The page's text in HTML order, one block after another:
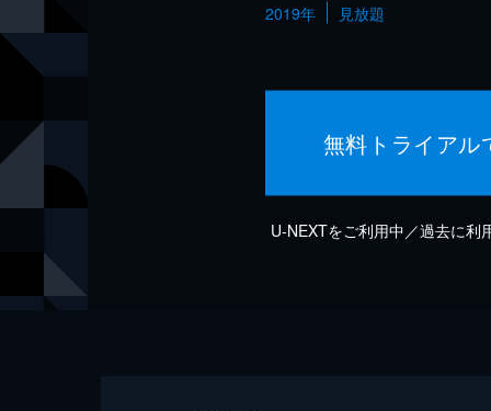
2019年 見放題
無料トライアル
U-NEXTをご利用中／過去に利